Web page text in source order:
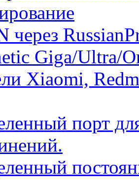
через
Giga/Ultra/
Xiaomi,
порт